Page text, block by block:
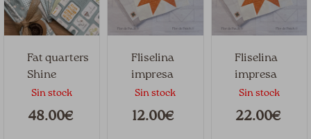
Fat quarters
Shine
Sin stock
48.00€
Fliselina
impresa
Estrella 10″ 1
PANEL
Sin stock
12.00€
Fliselina
impresa
Estrella 10″
2 PANELES
Sin stock
22.00€